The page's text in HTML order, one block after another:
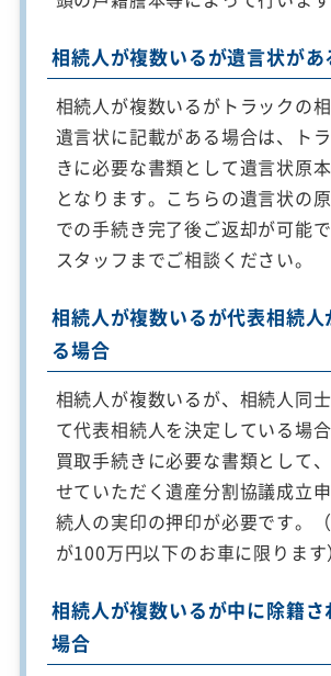
相続人が複数いるが遺言状があ
相続人が複数いるがトラックの
遺言状に記載がある場合は、ト
きに必要な書類として遺言状原
となります。こちらの遺言状の
での手続き完了後ご返却が可能
スタッフまでご相談ください。
相続人が複数いるが代表相続人
る場合
相続人が複数いるが、相続人同
て代表相続人を決定している場
買取手続きに必要な書類として
せていただく遺産分割協議成立
続人の実印の押印が必要です。
が100万円以下のお車に限ります
相続人が複数いるが中に除籍さ
場合